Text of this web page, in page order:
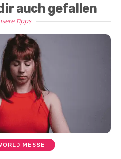
auch gefallen
Tipps
MESSE